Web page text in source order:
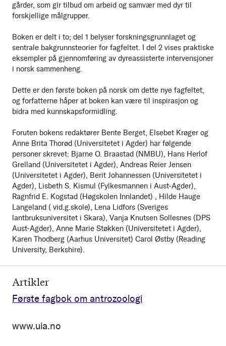
Artikler
Første fagbok om antrozoologi
www.uia.no
gårder, som gir tilbud om arbeid og samvær med dyr til
forskjellige målgrupper.
Boken er delt i to; del 1 belyser forskningsgrunnlaget og
sentrale bakgrunnsteorier for fagfeltet. I del 2 vises praktiske
eksempler på gjennomføring av dyreassisterte intervensjoner
i norsk sammenheng.
Dette er den første boken på norsk om dette nye fagfeltet,
og forfatterne håper at boken kan være til inspirasjon og
bidra med kunnskapsformidling.
Foruten bokens redaktører Bente Berget, Elsebet Krøger og
Anne Brita Thorød (Universitetet i Agder) har følgende
personer skrevet: Bjarne O. Braastad (NMBU), Hans Herlof
Grelland (Universitetet i Agder), Andreas Reier Jensen
(Universitetet i Agder), Berit Johannessen (Universitetet i
Agder), Lisbeth S. Kismul (Fylkesmannen i Aust-Agder),
Ragnfrid E. Kogstad (Høgskolen Innlandet) , Hilde Hauge
Langeland ( vid.g.skole), Lena Lidfors (Sveriges
lantbruksuniversitet i Skara), Vanja Knutsen Sollesnes (DPS
Aust-Agder), Anne Marie Støkken (Universitetet i Agder),
Karen Thodberg (Aarhus Universitet) Carol Østby (Reading
University, Berkshire).